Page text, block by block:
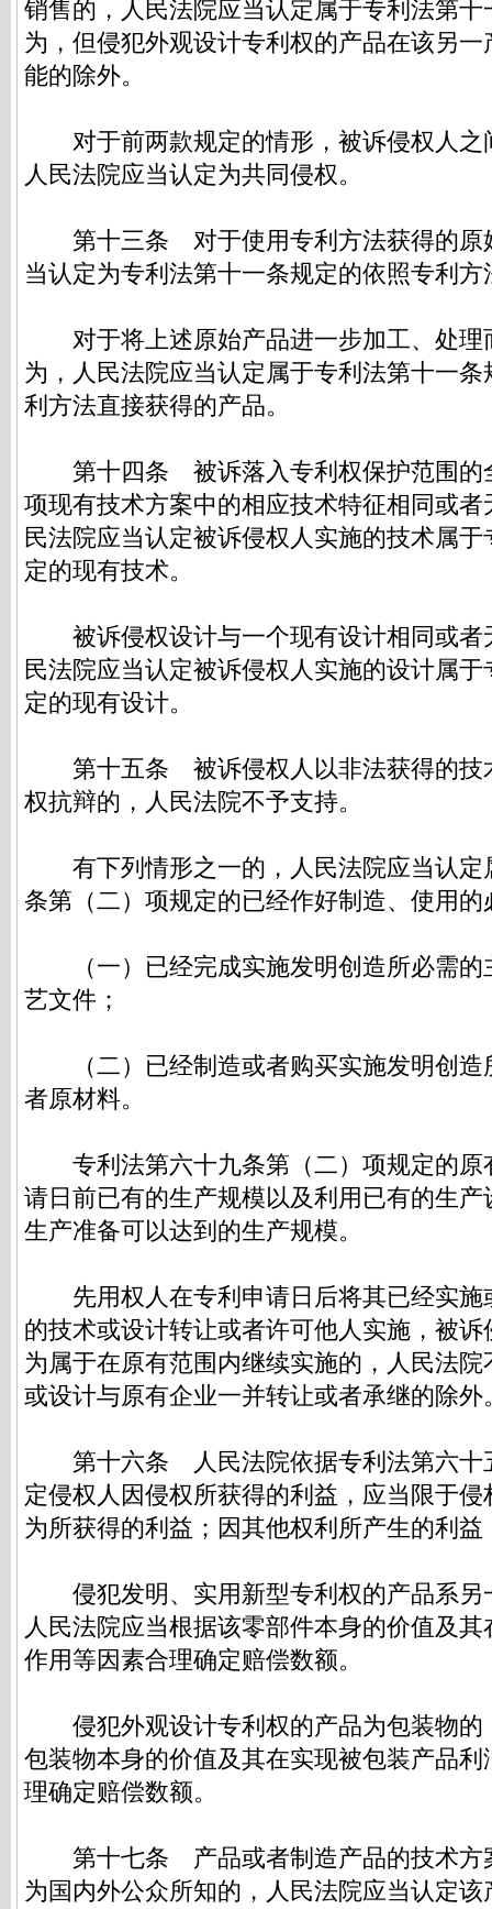
销售的，人民法院应当认定属于专利法第
为，但侵犯外观设计专利权的产品在该另
能的除外。
对于前两款规定的情形，被诉侵权人之
人民法院应当认定为共同侵权。
第十三条 对于使用专利方法获得的原
当认定为专利法第十一条规定的依照专利
对于将上述原始产品进一步加工、处理
为，人民法院应当认定属于专利法第十一
利方法直接获得的产品。
第十四条 被诉落入专利权保护范围的
项现有技术方案中的相应技术特征相同或
民法院应当认定被诉侵权人实施的技术属
定的现有技术。
被诉侵权设计与一个现有设计相同或者
民法院应当认定被诉侵权人实施的设计属
定的现有设计。
第十五条 被诉侵权人以非法获得的技
权抗辩的，人民法院不予支持。
有下列情形之一的，人民法院应当认定
条第（二）项规定的已经作好制造、使用的
（一）已经完成实施发明创造所必需的
艺文件；
（二）已经制造或者购买实施发明创造
者原材料。
专利法第六十九条第（二）项规定的原
请日前已有的生产规模以及利用已有的生
生产准备可以达到的生产规模。
先用权人在专利申请日后将其已经实施
的技术或设计转让或者许可他人实施，被
为属于在原有范围内继续实施的，人民法
或设计与原有企业一并转让或者承继的除外
第十六条 人民法院依据专利法第六十
定侵权人因侵权所获得的利益，应当限于
为所获得的利益；因其他权利所产生的利
侵犯发明、实用新型专利权的产品系另
人民法院应当根据该零部件本身的价值及
作用等因素合理确定赔偿数额。
侵犯外观设计专利权的产品为包装物的
包装物本身的价值及其在实现被包装产品
理确定赔偿数额。
第十七条 产品或者制造产品的技术方
为国内外公众所知的，人民法院应当认定